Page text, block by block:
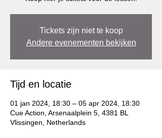
Tickets zijn niet te koop
Andere evenementen bekijken
Tijd en locatie
01 jan 2024, 18:30 – 05 apr 2024, 18:30
Cue Action, Arsenaalplein 5, 4381 BL
Vlissingen, Netherlands